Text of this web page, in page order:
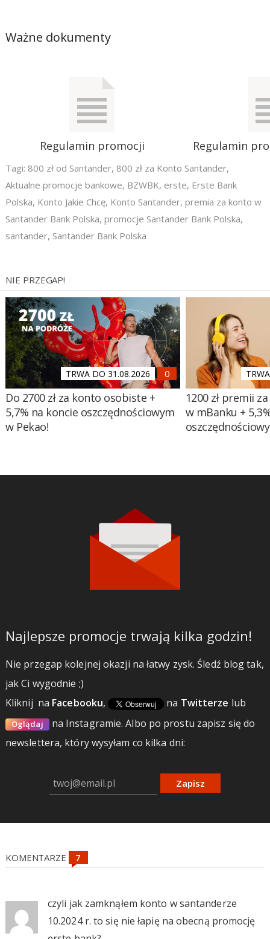
Ważne dokumenty
Regulamin promocji Regulamin
Tagi: 800 zł od Santander, 800 zł za Konto Santander,
Aktualne promocje bankowe, BZWBK, erste, Erste Bank
Polska, Konto Jakie Chcę, Konto Santander, premia za konto w
Santander Bank Polska, promocje Santander Bank Polska,
santander, Santander Bank Polska
NIE PRZEGAP!
TRWA DO 31.08.2026
Do 2700 zł za konto osobiste +
5,7% na koncie oszczędnościowym
w Pekao!
1200 zł premii
w mBanku +
Najlepsze promocje trwają kilka godzin!
Nie przegap kolejnej okazji na łatwy zysk. Śledź blog tak,
jak Ci wygodnie ;)
Kliknij na Facebooku, na Twitterze lub
Oglądaj na Instagramie.Albo po prostu zapisz się do
newslettera, który wysyłam co kilka dni:
Zapisz
KOMENTARZE
czyli jak zamknąłem konto w santanderze
10.2024 r. to się nie łapię na obecną promocję